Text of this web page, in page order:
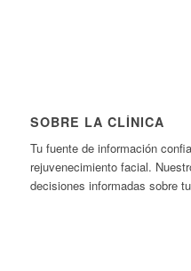
SOBRE LA CLÍNICA
Tu fuente de información
rejuvenecimiento facial.
decisiones informadas sobre